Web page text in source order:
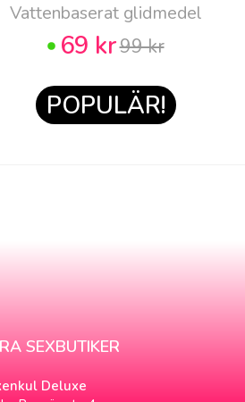
Vattenbaserat glidmedel
69 kr99 kr
POPULÄR!
SEXBUTIKER
Deluxe